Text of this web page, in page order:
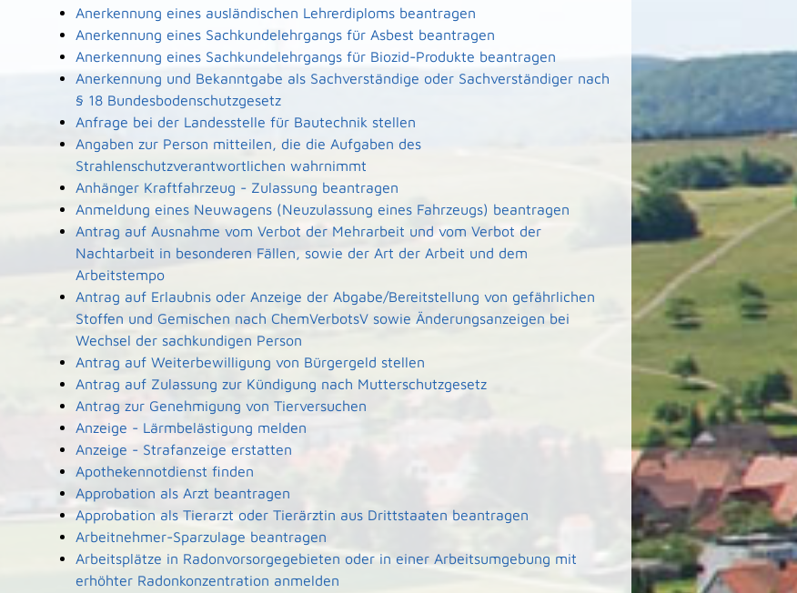
Anerkennung eines ausländischen Lehrerdiploms beantragen
Anerkennung eines Sachkundelehrgangs für Asbest beantragen
Anerkennung eines Sachkundelehrgangs für Biozid-Produkte beantragen
Anerkennung und Bekanntgabe als Sachverständige oder Sachverständiger nach
§ 18 Bundesbodenschutzgesetz
Anfrage bei der Landesstelle für Bautechnik stellen
Angaben zur Person mitteilen, die die Aufgaben des
Strahlenschutzverantwortlichen wahrnimmt
Anhänger Kraftfahrzeug - Zulassung beantragen
Anmeldung eines Neuwagens (Neuzulassung eines Fahrzeugs) beantragen
Antrag auf Ausnahme vom Verbot der Mehrarbeit und vom Verbot der
Nachtarbeit in besonderen Fällen, sowie der Art der Arbeit und dem
Arbeitstempo
Antrag auf Erlaubnis oder Anzeige der Abgabe/Bereitstellung von gefährlichen
Stoffen und Gemischen nach ChemVerbotsV sowie Änderungsanzeigen bei
Wechsel der sachkundigen Person
Antrag auf Weiterbewilligung von Bürgergeld stellen
Antrag auf Zulassung zur Kündigung nach Mutterschutzgesetz
Antrag zur Genehmigung von Tierversuchen
Anzeige - Lärmbelästigung melden
Anzeige - Strafanzeige erstatten
Apothekennotdienst finden
Approbation als Arzt beantragen
Approbation als Tierarzt oder Tierärztin aus Drittstaaten beantragen
Arbeitnehmer-Sparzulage beantragen
Arbeitsplätze in Radonvorsorgegebieten oder in einer Arbeitsumgebung mit
erhöhter Radonkonzentration anmelden